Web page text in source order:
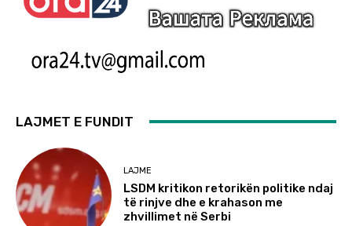
LAJMET E FUNDIT
LAJME
LSDM kritikon retorikën politike ndaj
të rinjve dhe e krahason me
zhvillimet në Serbi